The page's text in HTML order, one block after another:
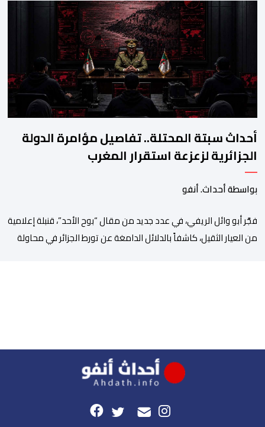
الأجهزة الأمنية المغربية لأحدث محاولات المخابرات العسكرية الجزائرية
استهداف امن المملكة واستقرارها. أكد أبو وائل الريفي أنه: “بعد
إجهاض مخططات الجارة التي تحركت سريعا عبر عملائها […]
أحداث سبتة المحتلة.. تفاصيل مؤامرة الدولة
الجزائرية لزعزعة استقرار المغرب
بواسطة أحداث. أنفو
فجَّر أبو وائل الريفي، في عدد جديد من مقال “بوح الأحد”، قنبلة إعلامية
من العيار الثقيل، كاشفاً بالدلائل الدامغة عن تورط الجزائر في محاولة